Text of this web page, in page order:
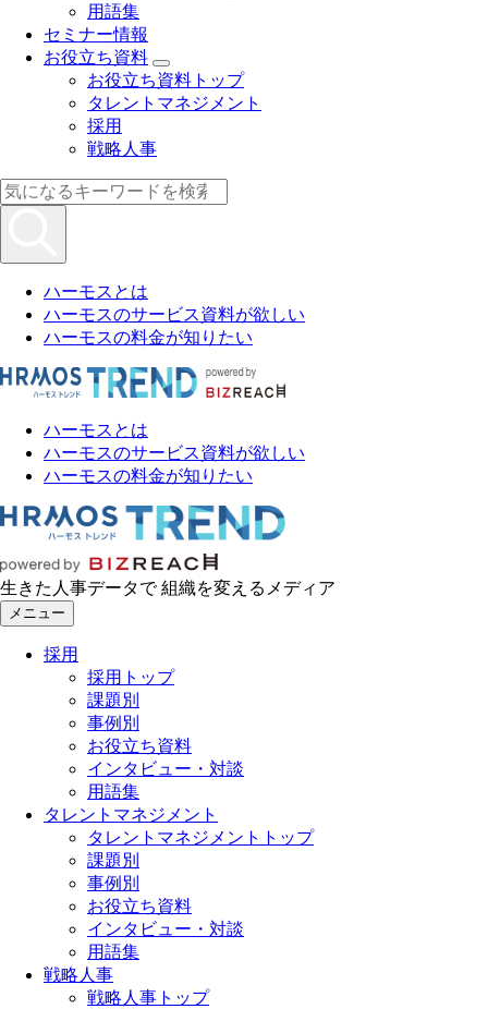
用語集
セミナー情報
お役立ち資料
お役立ち資料トップ
タレントマネジメント
採用
戦略人事
ハーモスとは
ハーモスのサービス資料が欲しい
ハーモスの料金が知りたい
ハーモスとは
ハーモスのサービス資料が欲しい
ハーモスの料金が知りたい
生きた人事データで 組織を変えるメディア
メニュー
採用
採用トップ
課題別
事例別
お役立ち資料
インタビュー・対談
用語集
タレントマネジメント
タレントマネジメントトップ
課題別
事例別
お役立ち資料
インタビュー・対談
用語集
戦略人事
戦略人事トップ